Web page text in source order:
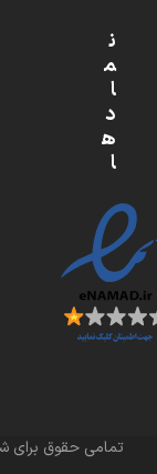
ن
م
ا
د
ه
ا
تمامی حقوق برای